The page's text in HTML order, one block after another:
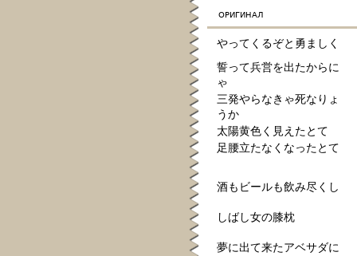
оригинал
やってくるぞと勇ましく
誓って兵営を出たからに
ゃ
三発やらなきゃ死なりょ
うか
太陽黄色く見えたとて
足腰立たなくなったとて
酒もビールも飲み尽くし
しばし女の膝枕
夢に出て来たアベサダに